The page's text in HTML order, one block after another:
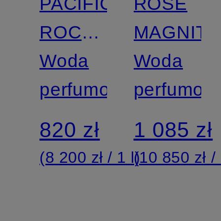
ROCK
FLOWER
Woda
perfumowana
820 zł
(8 200 zł / 1 l)
Woda
1 085 zł
(10 850 zł